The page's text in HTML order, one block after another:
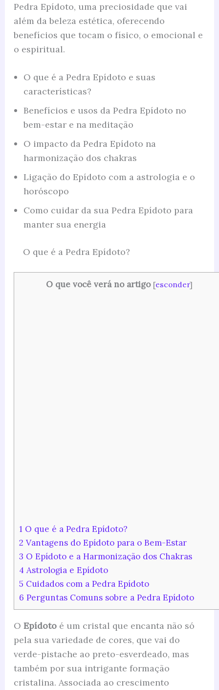
Pedra Epídoto, uma preciosidade que vai
além da beleza estética, oferecendo
benefícios que tocam o físico, o emocional e
o espiritual.
O que é a Pedra Epídoto e suas
características?
Benefícios e usos da Pedra Epídoto no
bem-estar e na meditação
O impacto da Pedra Epídoto na
harmonização dos chakras
Ligação do Epídoto com a astrologia e o
horóscopo
Como cuidar da sua Pedra Epídoto para
manter sua energia
O que é a Pedra Epídoto?
O que você verá no artigo [esconder]
1O que é a Pedra Epídoto?
2 Vantagens do Epídoto para o Bem-Estar
3 O Epídoto e a Harmonização dos Chakras
4 Astrologia e Epídoto
5 Cuidados com a Pedra Epídoto
6 Perguntas Comuns sobre a Pedra Epídoto
O Epídotoé um cristal que encanta não só
pela sua variedade de cores, que vai do
verde-pistache ao preto-esverdeado, mas
também por sua intrigante formação
cristalina. Associada ao crescimento